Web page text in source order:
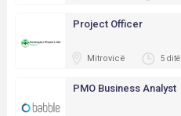
Project Officer
Mitrovicë 5 ditë
PMO Business Analyst